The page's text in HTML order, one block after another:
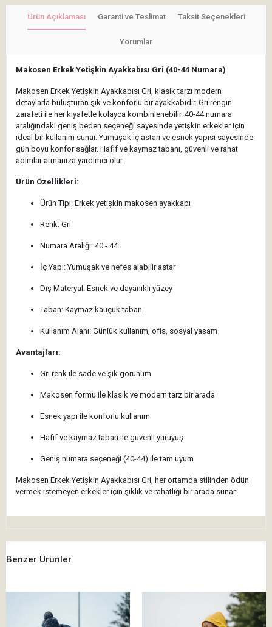
Ürün Açıklaması Garanti ve Teslimat Taksit Seçenekleri
Yorumlar
Makosen Erkek Yetişkin Ayakkabısı Gri (40-44 Numara)
Makosen Erkek Yetişkin Ayakkabısı Gri, klasik tarzı modern
detaylarla buluşturan şık ve konforlu bir ayakkabıdır. Gri rengin
zarafeti ile her kıyafetle kolayca kombinlenebilir. 40-44 numara
aralığındaki geniş beden seçeneği sayesinde yetişkin erkekler için
ideal bir kullanım sunar. Yumuşak iç astarı ve esnek yapısı sayesinde
gün boyu konfor sağlar. Hafif ve kaymaz tabanı, güvenli ve rahat
adımlar atmanıza yardımcı olur.
Ürün Özellikleri:
Ürün Tipi: Erkek yetişkin makosen ayakkabı
Renk: Gri
Numara Aralığı: 40 - 44
İç Yapı: Yumuşak ve nefes alabilir astar
Dış Materyal: Esnek ve dayanıklı yüzey
Taban: Kaymaz kauçuk taban
Kullanım Alanı: Günlük kullanım, ofis, sosyal yaşam
Avantajları:
Gri renk ile sade ve şık görünüm
Makosen formu ile klasik ve modern tarz bir arada
Esnek yapı ile konforlu kullanım
Hafif ve kaymaz taban ile güvenli yürüyüş
Geniş numara seçeneği (40-44) ile tam uyum
Makosen Erkek Yetişkin Ayakkabısı Gri, her ortamda stilinden ödün
vermek istemeyen erkekler için şıklık ve rahatlığı bir arada sunar.
Benzer Ürünler